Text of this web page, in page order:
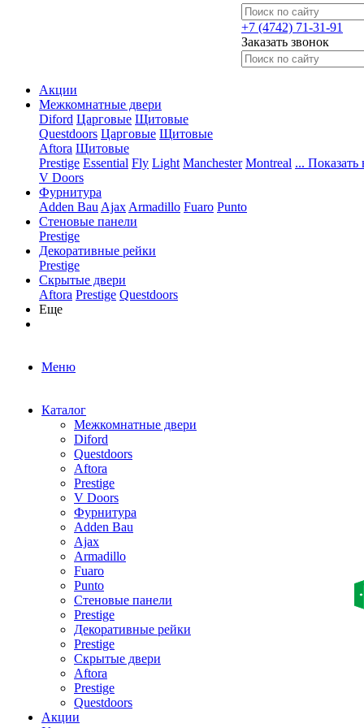
+7 (4742) 71-31-91
Заказать звонок
Акции
Межкомнатные двери
Diford Царговые Щитовые
Questdoors Царговые Щитовые
Aftora Щитовые
Prestige Essential Fly Light Manchester Montreal ... Показать
V Doors
Фурнитура
Adden Bau Ajax Armadillo Fuaro Punto
Стеновые панели
Prestige
Декоративные рейки
Prestige
Скрытые двери
Aftora Prestige Questdoors
Еще
Меню
Каталог
Межкомнатные двери
Diford
Questdoors
Aftora
Prestige
V Doors
Фурнитура
Adden Bau
Ajax
Armadillo
Fuaro
Punto
Стеновые панели
Prestige
Декоративные рейки
Prestige
Скрытые двери
Aftora
Prestige
Questdoors
Акции